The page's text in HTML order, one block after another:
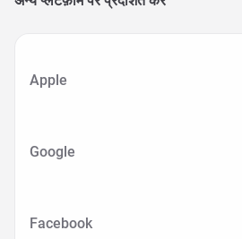
Apple
Google
Facebook